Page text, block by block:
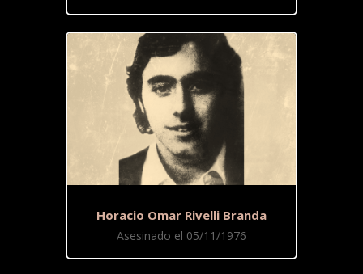
Horacio Omar Rivelli Branda
Asesinado el 05/11/1976